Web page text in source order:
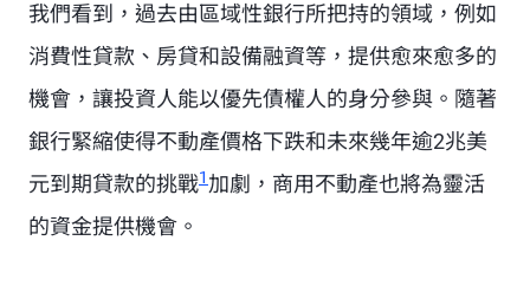
我們看到，過去由區域性銀行所把持的領域，例如
消費性貸款、房貸和設備融資等，提供愈來愈多的
機會，讓投資人能以優先債權人的身分參與。隨著
銀行緊縮使得不動產價格下跌和未來幾年逾2兆美
元到期貸款的挑戰
Footnote
1 加劇，商用不動產也將為靈活
的資金提供機會。